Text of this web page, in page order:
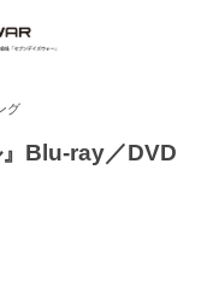
グ
Blu-ray／DVD